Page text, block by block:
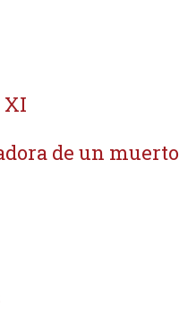
XI
de un muerto